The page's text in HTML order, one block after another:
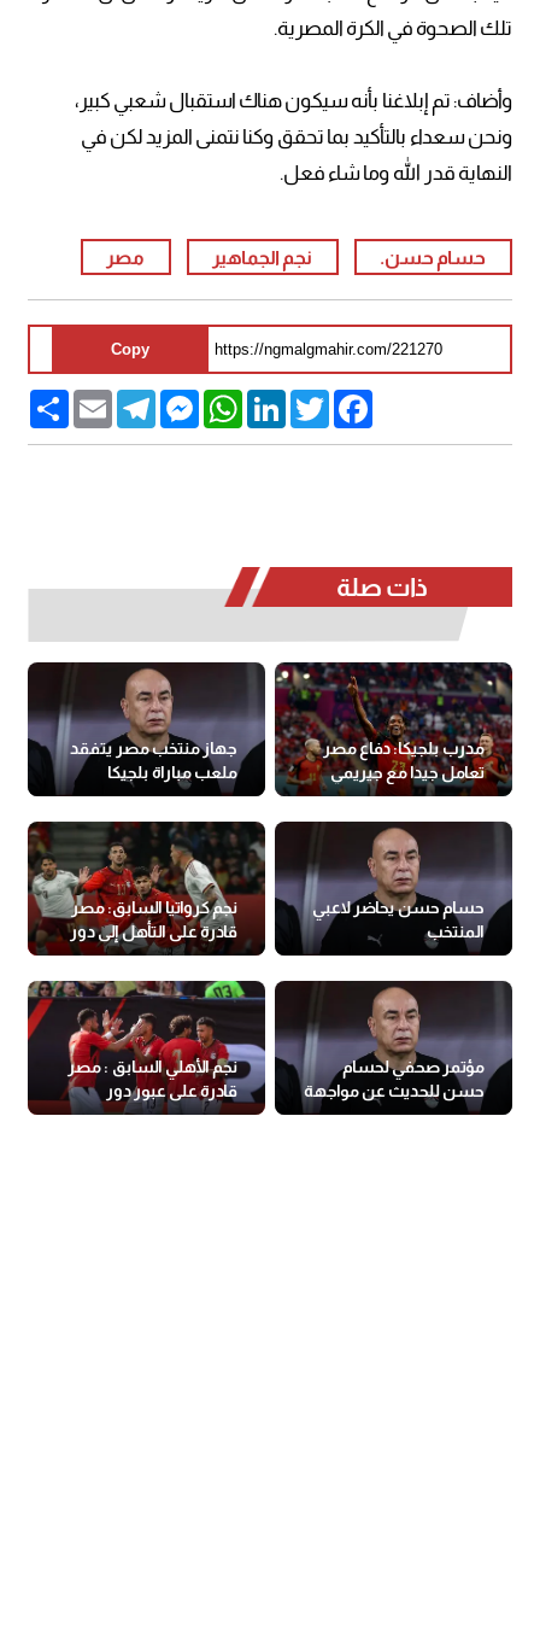
تلك الصحوة في الكرة المصرية.
وأضاف: تم إبلاغنا بأنه سيكون هناك استقبال شعبي كبير،
ونحن سعداء بالتأكيد بما تحقق وكنا نتمنى المزيد لكن في
النهاية قدر الله وما شاء فعل.
حسام حسن. نجم الجماهير مصر
Copy
Share Email
TelegramMessengerWhatsAppLinkedInTwitter
Facebook
ذات صلة
مدرب بلجيكا: دفاع مصر
تعامل جيدا مع جيريمي
دوكو
جهاز منتخب مصر يتفقد
ملعب مباراة بلجيكا
حسام حسن يحاضر لاعبي
المنتخب
نجم كرواتيا السابق: مصر
قادرة على التأهل إلى دور
الـ32 بالمونديال
مؤتمر صحفي لحسام
حسن للحديث عن مواجهة
بلجيكا
نجم الأهلي السابق : مصر
قادرة على عبور دور
المجموعات في المونديال